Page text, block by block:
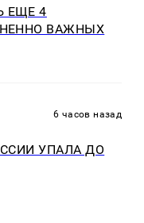
ЕЩЕ 4
ВАЖНЫХ
6 часов назад
УПАЛА ДО